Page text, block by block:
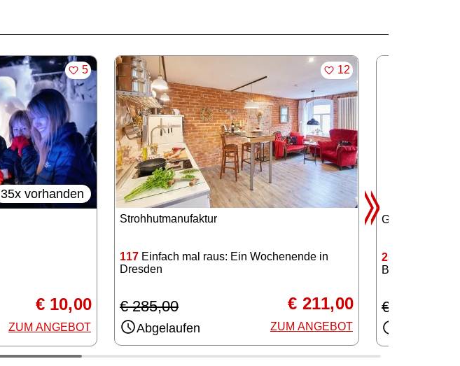
35x vorhanden
MERKEN
5
€ 10,00
ZUM ANGEBOT
MERKEN
12
Strohhutmanufaktur
117 Einfach mal raus: Ein Wochenende in
Dresden
€ 285,00
Abgelaufen
€ 211,00
ZUM ANGEBOT
Globe Berlin
258
€ 60,00